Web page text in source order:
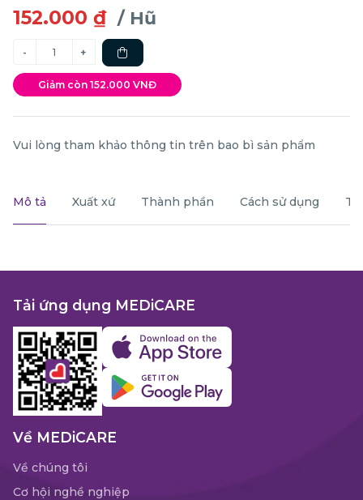
152.000 ₫ / Hũ
Giảm còn 152.000 VNĐ
Vui lòng tham khảo thông tin trên bao bì sản phẩm
Mô tả Xuất xứ Thành phần Cách sử dụng
Tải ứng dụng MEDiCARE
Về MEDiCARE
Về chúng tôi
Cơ hội nghề nghiệp